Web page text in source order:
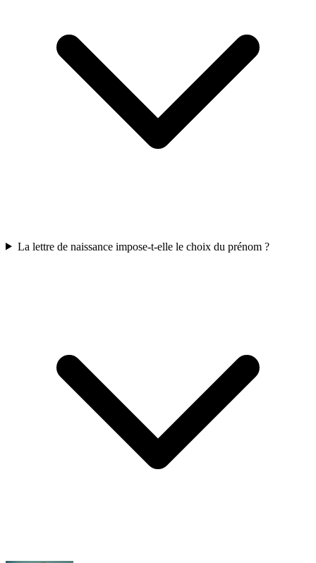
La lettre de naissance impose-t-elle le choix du prénom ?